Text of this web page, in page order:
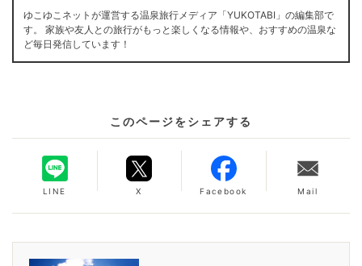
ゆこゆこネットが運営する温泉旅行メディア「YUKOTABI」の編集部で
す。 家族や友人との旅行がもっと楽しくなる情報や、おすすめの温泉な
ど毎日発信しています！
このページをシェアする
LINE X Facebook Mail